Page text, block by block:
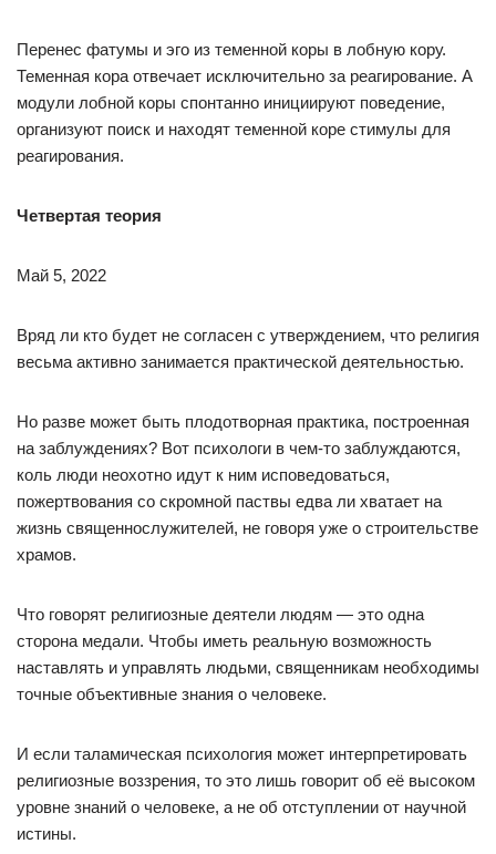
Перенес фатумы и эго из теменной коры в лобную кору.
Теменная кора отвечает исключительно за реагирование. А
модули лобной коры спонтанно инициируют поведение,
организуют поиск и находят теменной коре стимулы для
реагирования.
Четвертая теория
Май 5, 2022
Вряд ли кто будет не согласен с утверждением, что религия
весьма активно занимается практической деятельностью.
Но разве может быть плодотворная практика, построенная
на заблуждениях? Вот психологи в чем-то заблуждаются,
коль люди неохотно идут к ним исповедоваться,
пожертвования со скромной паствы едва ли хватает на
жизнь священнослужителей, не говоря уже о строительстве
храмов.
Что говорят религиозные деятели людям — это одна
сторона медали. Чтобы иметь реальную возможность
наставлять и управлять людьми, священникам необходимы
точные объективные знания о человеке.
И если таламическая психология может интерпретировать
религиозные воззрения, то это лишь говорит об её высоком
уровне знаний о человеке, а не об отступлении от научной
истины.